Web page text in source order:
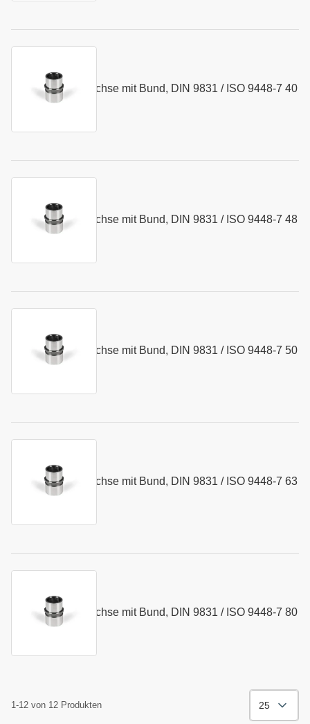
Kugelführungsbuchse mit Bund, DIN 9831 / ISO 9448-7 40
x 82 mm
Kurzname:N064.40
Art.-Nr.:153146
Kugelführungsbuchse mit Bund, DIN 9831 / ISO 9448-7 48
x 97 mm
Kurzname:N064.48
Art.-Nr.:155379
Kugelführungsbuchse mit Bund, DIN 9831 / ISO 9448-7 50
x 97 mm
Kurzname:N064.50
Art.-Nr.:153148
Kugelführungsbuchse mit Bund, DIN 9831 / ISO 9448-7 63
x 116 mm
Kurzname:N064.63
Art.-Nr.:155380
Kugelführungsbuchse mit Bund, DIN 9831 / ISO 9448-7 80
x 120 mm
Kurzname:N064.80
Art.-Nr.:177122
1-12 von 12 Produkten 25